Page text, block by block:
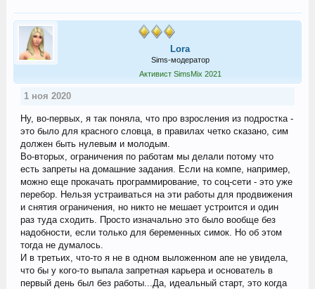
Lora
Sims-модератор
Активист SimsMix 2021
1 ноя 2020
Ну, во-первых, я так поняла, что про взросления из подростка -
это было для красного словца, в правилах четко сказано, сим
должен быть нулевым и молодым.
Во-вторых, ограничения по работам мы делали потому что
есть запреты на домашние задания. Если на компе, например,
можно еще прокачать программирование, то соц-сети - это уже
перебор. Нельзя устраиваться на эти работы для продвижения
и снятия ограничения, но никто не мешает устроится и один
раз туда сходить. Просто изначально это было вообще без
надобности, если только для беременных симок. Но об этом
тогда не думалось.
И в третьих, что-то я не в одном выложенном апе не увидела,
что бы у кого-то выпала запретная карьера и основатель в
первый день был без работы...Да, идеальный старт, это когда